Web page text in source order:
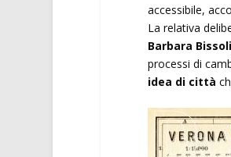
accessibile,
La relativa
Barbara Bissoli
processi di
idea di città